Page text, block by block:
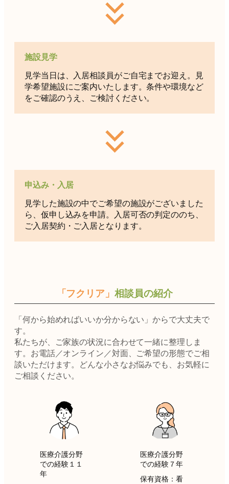
施設見学
見学当日は、入居相談員がご自宅までお迎え。見
学希望施設にご案内いたします。条件や環境など
をご確認のうえ、ご検討ください。
申込み・入居
見学した施設の中でご希望の施設がございました
ら、仮申し込みを申請。入居可否の判定ののち、
ご入居契約・ご入居となります。
「フクリア」 相談員の紹介
「何から始めればいいか分からない」からで大丈夫で
す。
私たちが、ご家族の状況に合わせて一緒に整理しま
す。お電話／オンライン／対面、ご希望の形態でご相
談いただけます。どんな小さなお悩みでも、お気軽に
ご相談ください。
医療介護分野
での経験１１
年
医療介護分野
での経験７年
保有資格：看